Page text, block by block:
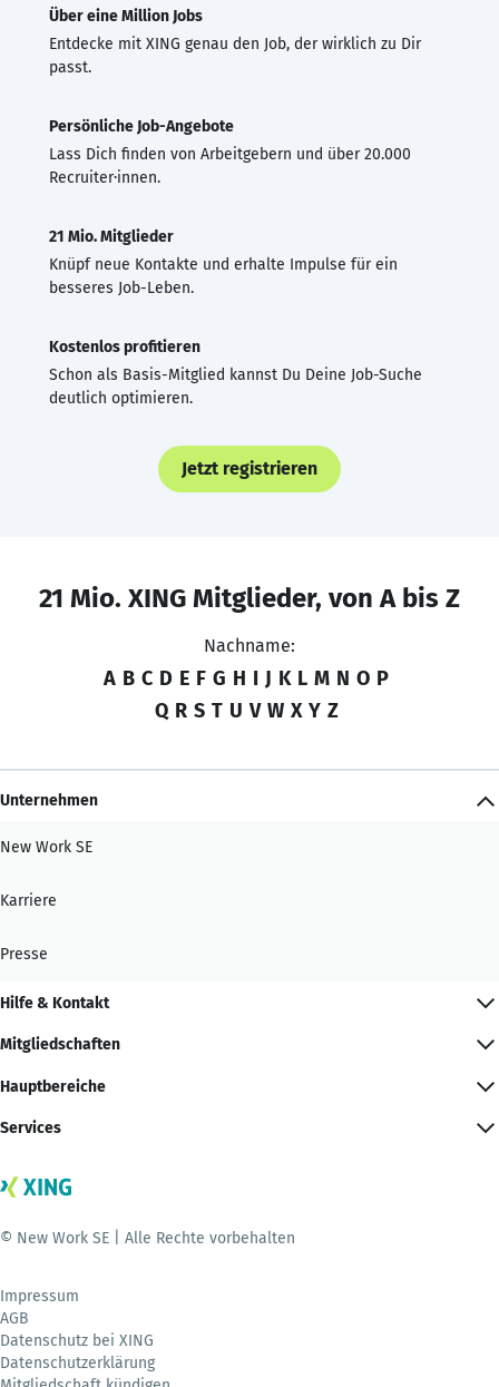
Über eine Million Jobs
Entdecke mit XING genau den Job, der wirklich zu Dir
passt.
Persönliche Job-Angebote
Lass Dich finden von Arbeitgebern und über 20.000
Recruiter·innen.
21 Mio. Mitglieder
Knüpf neue Kontakte und erhalte Impulse für ein
besseres Job-Leben.
Kostenlos profitieren
Schon als Basis-Mitglied kannst Du Deine Job-Suche
deutlich optimieren.
Jetzt registrieren
21 Mio. XING Mitglieder, von A bis Z
Nachname:
A B C D E F G H I J K L M N O P
Q R S T U V W X Y Z
Unternehmen
New Work SE
Karriere
Presse
Hilfe & Kontakt
Mitgliedschaften
Hauptbereiche
Services
© New Work SE | Alle Rechte vorbehalten
Impressum
AGB
Datenschutz bei XING
Datenschutzerklärung